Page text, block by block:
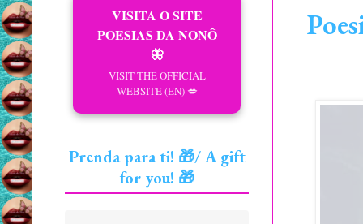
VISITA O SITE
POESIAS DA NONÔ
🦋
VISIT THE OFFICIAL
WEBSITE (EN) 💋
Prenda para ti! 🎁/ A gift
for you! 🎁